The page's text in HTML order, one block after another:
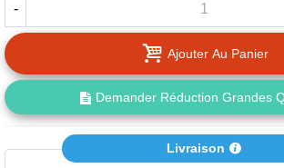
-
Ajouter Au Panier
Demander Réduction Grandes
Livraison